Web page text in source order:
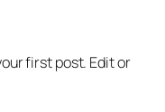
first post. Edit or